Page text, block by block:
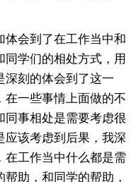
体会到了在工作当中和
学们的相处方式，用
深刻的体会到了这一
在一些事情上面做的不
同事相处是需要考虑很
应该考虑到后果，我深
在工作当中什么都是需
助，和同学的帮助，